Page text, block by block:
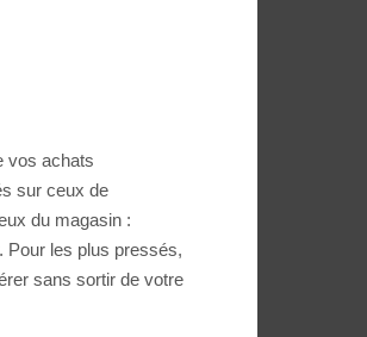
vos achats
sur ceux de
du magasin :
Pour les plus pressés,
sans sortir de votre